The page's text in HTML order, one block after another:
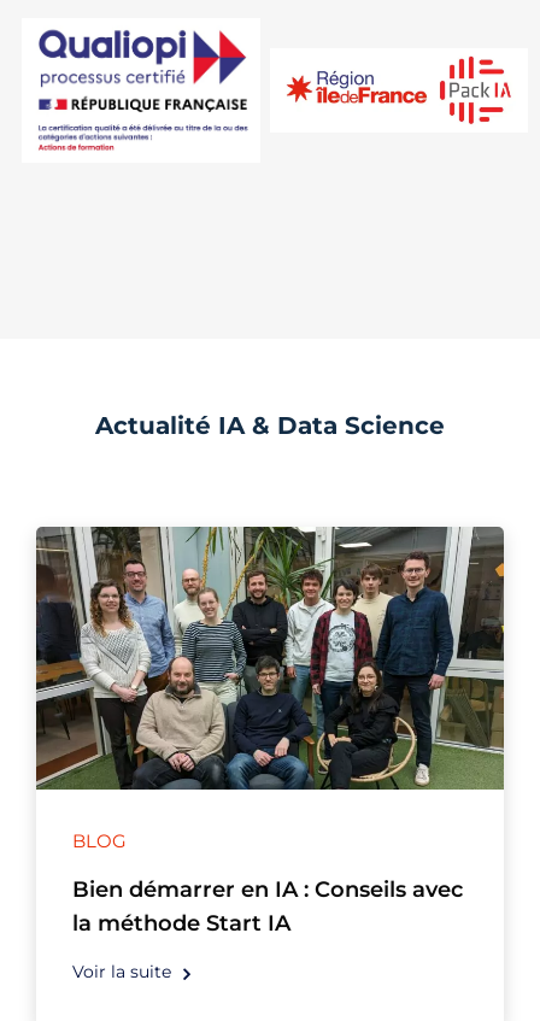
Actualité IA & Data Science
BLOG
Bien démarrer en IA : Conseils avec
la méthode Start IA
Voir la suite